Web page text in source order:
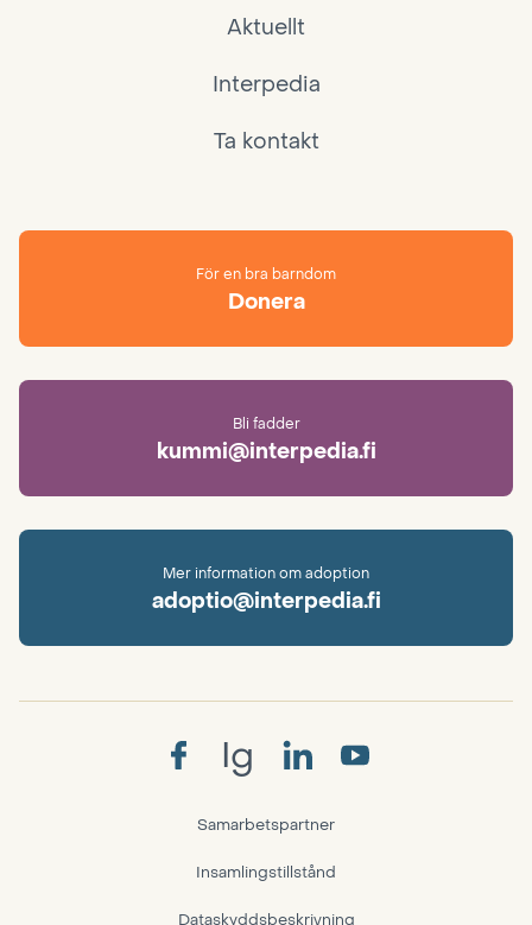
Aktuellt
Interpedia
Ta kontakt
För en bra barndom
Donera
Bli fadder
kummi@interpedia.fi
Mer information om adoption
adoptio@interpedia.fi
Ig
Samarbetspartner
Insamlingstillstånd
Dataskyddsbeskrivning